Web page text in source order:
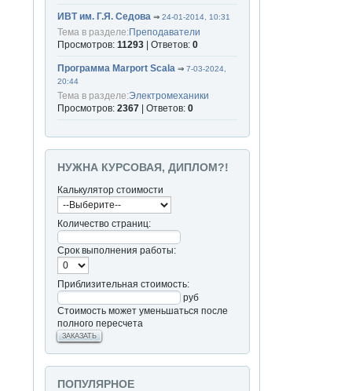
ИВТ им. Г.Я. Седова ⇒24-01-2014, 10:31
Тема в разделе:Преподаватели
Просмотров:11293 | Ответов:0
Программа Marport Scala ⇒7-03-2024,
20:44
Тема в разделе:Электромеханики
Просмотров:2367 | Ответов:0
НУЖНА КУРСОВАЯ, ДИПЛОМ?!
Калькулятор стоимости
Количество страниц:
Срок выполнения работы:
Приблизительная стоимость:
руб
Стоимость может уменьшаться после
полного пересчета
ЗАКАЗАТЬ
ПОПУЛЯРНОЕ